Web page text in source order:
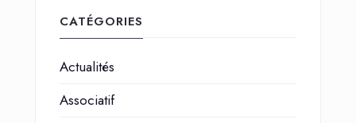
CATÉGORIES
Actualités
Associatif